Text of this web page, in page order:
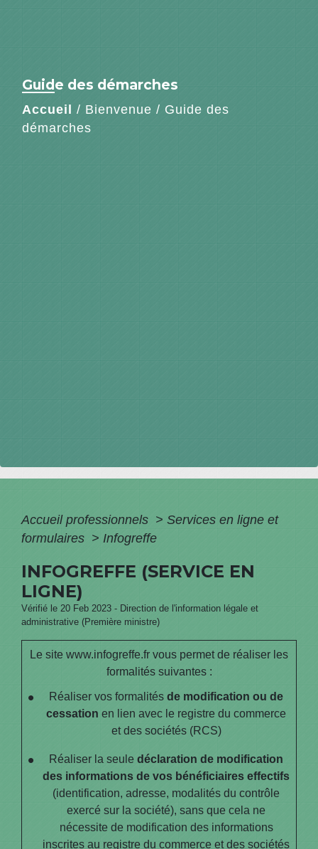
Guide des démarches
Accueil / Bienvenue / Guide des
démarches
Accueil professionnels > Services en ligne et
formulaires > Infogreffe
INFOGREFFE (SERVICE EN
LIGNE)
Vérifié le 20 Feb 2023 - Direction de l'information légale et
administrative (Première ministre)
Le site www.infogreffe.fr vous permet de réaliser les
formalités suivantes :
Réaliser vos formalités de modification ou de
cessation en lien avec le registre du commerce
et des sociétés (RCS)
Réaliser la seule déclaration de modification
des informations de vos bénéficiaires effectifs
(identification, adresse, modalités du contrôle
exercé sur la société), sans que cela ne
nécessite de modification des informations
inscrites au registre du commerce et des sociétés